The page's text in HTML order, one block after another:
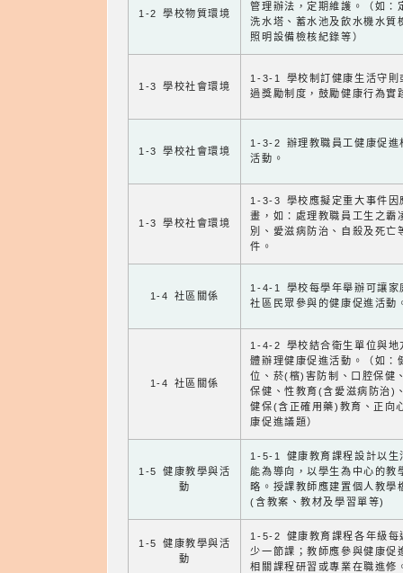
1-2 學校物質環境
管理辦法，定期維護。（如：
洗水塔、蓄水池及飲水機水質
照明設備檢核紀錄等）
1-3 學校社會環境
1-3-1 學校制訂健康生活守則
過獎勵制度，鼓勵健康行為實
1-3 學校社會環境
1-3-2 辦理教職員工健康促進
活動。
1-3 學校社會環境
1-3-3 學校應擬定重大事件因
畫，如：處理教職員工生之霸
別、愛滋病防治、自殺及死亡
件。
1-4 社區關係
1-4-1 學校每學年舉辦可讓家
社區民眾參與的健康促進活動
1-4 社區關係
1-4-2 學校結合衛生單位與地
體辦理健康促進活動。（如：
位、菸(檳)害防制、口腔保健
保健、性教育(含愛滋病防治)
健保(含正確用藥)教育、正向
康促進議題）
1-5 健康教學與活
動
1-5-1 健康教育課程設計以生
能為導向，以學生為中心的教
略。授課教師應建置個人教學
(含教案、教材及學習單等)
1-5 健康教學與活
動
1-5-2 健康教育課程各年級每
少一節課；教師應參與健康促
相關課程研習或專業在職進修